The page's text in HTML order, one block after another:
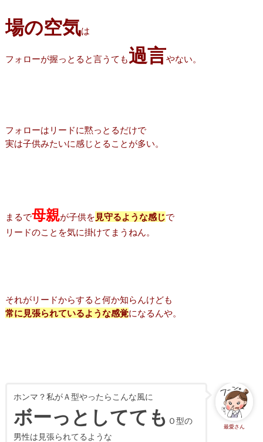
場の空気は
フォローが握っとると言うても過言やない。
フォローはリードに黙っとるだけで
実は子供みたいに感じとることが多い。
まるで母親が子供を 見守るような感じで
リードのことを気に掛けてまうねん。
それがリードからすると何か知らんけども
常に見張られているような感覚になるんや。
最愛さん
ホンマ？私がＡ型やったらこんな風に
ボーっとしてても Ｏ型の
男性は見張られてるような